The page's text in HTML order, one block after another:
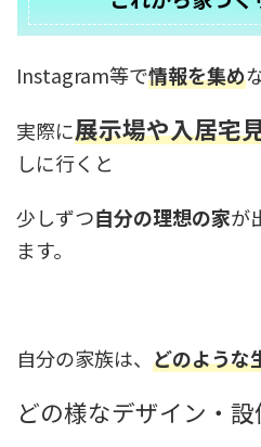
Instagram等で情報を集め
実際に展示場や入居宅
しに行くと
少しずつ自分の理想の家が
ます。
自分の家族は、 どのような
どの様なデザイン・